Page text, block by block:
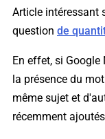
- Edition
Article intéressant
question de
En effet, si
la présence du
même sujet et
récemment